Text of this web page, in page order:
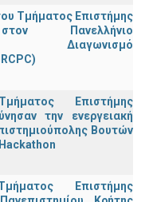
Τμήματος Επιστήμης
Πανελλήνιο
Διαγωνισμό
Επιστήμης
την ενεργειακή
Βουτών
Επιστήμης